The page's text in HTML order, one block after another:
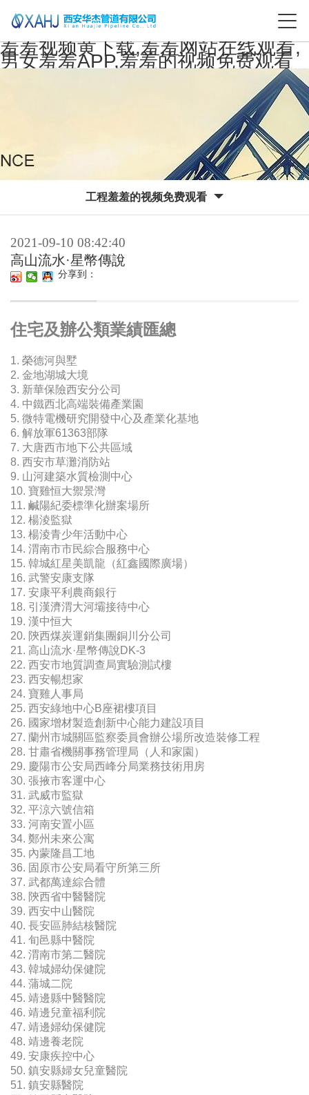
羞羞视频黄下载,羞羞网站在线观看,
男女羞羞APP,羞羞的视频免费观看
工程羞羞的视频免费观看
2021-09-10 08:42:40
高山流水·星幣傳說
分享到：
住宅及辦公類業績匯總
1. 榮德河與墅
2. 金地湖城大境
3. 新華保險西安分公司
4. 中鐵西北高端裝備產業園
5. 微特電機研究開發中心及產業化基地
6. 解放軍61363部隊
7. 大唐西市地下公共區域
8. 西安市草灘消防站
9. 山河建築水質檢測中心
10. 寶雞恒大禦景灣
11. 鹹陽紀委標準化辦案場所
12. 楊淩監獄
13. 楊淩青少年活動中心
14. 渭南市市民綜合服務中心
15. 韓城紅星美凱龍（紅鑫國際廣場）
16. 武警安康支隊
17. 安康平利農商銀行
18. 引漢濟渭大河壩接待中心
19. 漢中恒大
20. 陝西煤炭運銷集團銅川分公司
21. 高山流水·星幣傳說DK-3
22. 西安市地質調查局實驗測試樓
23. 西安暢想家
24. 寶雞人事局
25. 西安綠地中心B座裙樓項目
26. 國家增材製造創新中心能力建設項目
27. 蘭州市城關區監察委員會辦公場所改造裝修工程
28. 甘肅省機關事務管理局（人和家園）
29. 慶陽市公安局西峰分局業務技術用房
30. 張掖市客運中心
31. 武威市監獄
32. 平涼六號信箱
33. 河南安置小區
34. 鄭州未來公寓
35. 內蒙隆昌工地
36. 固原市公安局看守所第三所
37. 武都萬達綜合體
38. 陝西省中醫醫院
39. 西安中山醫院
40. 長安區肺結核醫院
41. 旬邑縣中醫院
42. 渭南市第二醫院
43. 韓城婦幼保健院
44. 蒲城二院
45. 靖邊縣中醫醫院
46. 靖邊兒童福利院
47. 靖邊婦幼保健院
48. 靖邊養老院
49. 安康疾控中心
50. 鎮安縣婦女兒童醫院
51. 鎮安縣醫院